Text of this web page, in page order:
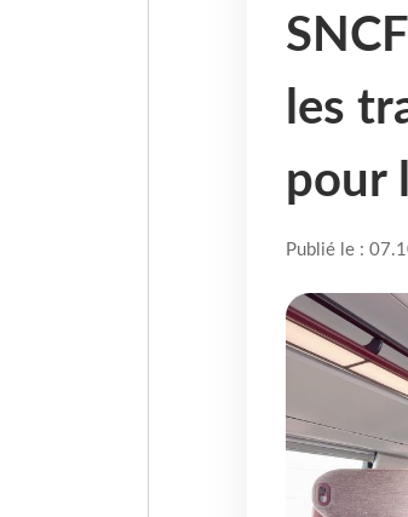
les
pour
Publié le :